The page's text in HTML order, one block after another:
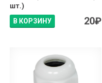
шт.)
В КОРЗИНУ 20₽